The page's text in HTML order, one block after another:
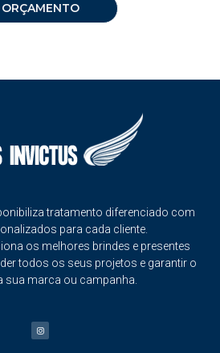
ORÇAMENTO
tratamento diferenciado com
para cada cliente.
os melhores brindes e presentes
todos os seus projetos e garantir o
sua marca ou campanha.